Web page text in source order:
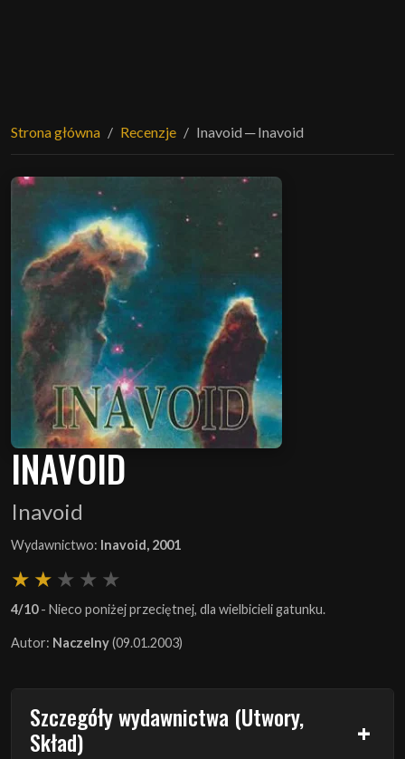
Strona główna Recenzje Inavoid ─ Inavoid
INAVOID
Inavoid
Wydawnictwo: Inavoid, 2001
4/10- Nieco poniżej przeciętnej, dla wielbicieli gatunku.
Autor: Naczelny(09.01.2003)
Szczegóły wydawnictwa (Utwory,
Skład)